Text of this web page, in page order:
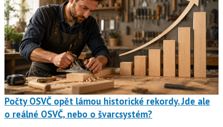
Počty OSVČ opět lámou historické rekordy. Jde ale
o reálné OSVČ, nebo o švarcsystém?